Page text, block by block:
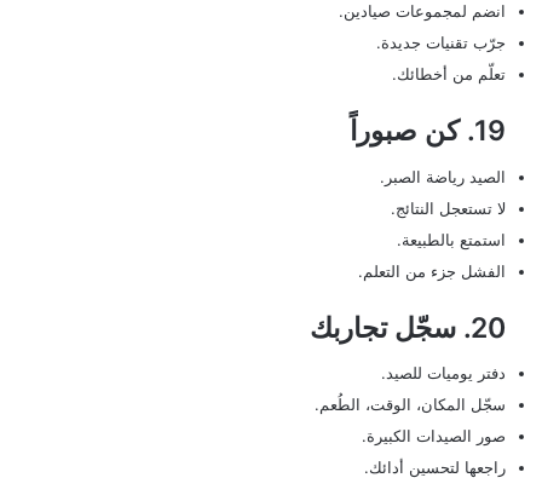
انضم لمجموعات صيادين.
جرّب تقنيات جديدة.
تعلّم من أخطائك.
19. كن صبوراً
الصيد رياضة الصبر.
لا تستعجل النتائج.
استمتع بالطبيعة.
الفشل جزء من التعلم.
20. سجّل تجاربك
دفتر يوميات للصيد.
سجّل المكان، الوقت، الطُعم.
صور الصيدات الكبيرة.
راجعها لتحسين أدائك.